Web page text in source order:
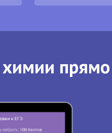
прямо